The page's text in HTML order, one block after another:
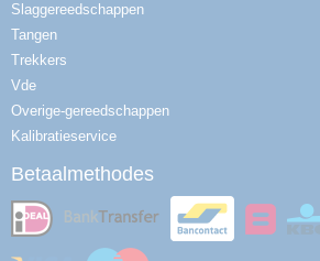
Slaggereedschappen
Tangen
Trekkers
Vde
Overige-gereedschappen
Kalibratieservice
Betaalmethodes